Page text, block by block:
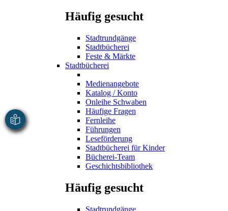
Häufig gesucht
Stadtrundgänge
Stadtbücherei
Feste & Märkte
Stadtbücherei
Medienangebote
Katalog / Konto
Onleihe Schwaben
Häufige Fragen
Fernleihe
Führungen
Leseförderung
Stadtbücherei für Kinder
Bücherei-Team
Geschichtsbibliothek
Häufig gesucht
Stadtrundgänge